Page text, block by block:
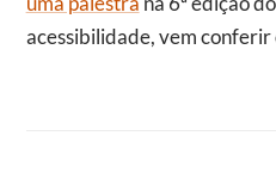
acessibilidade, vem conferir